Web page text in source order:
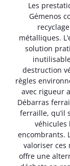
Les
Gémenos
métalliques.
solution
destruction
règles
avec rigueur
Débarras
ferraille, qu’il
véhicules
encombrants.
valoriser
offre une